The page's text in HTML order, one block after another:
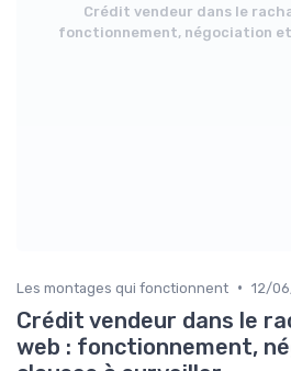
Crédit vendeur dans le
fonctionnement, négociation
Les montages qui fonctionnent • 12/
Crédit vendeur dans le
web : fonctionnement,